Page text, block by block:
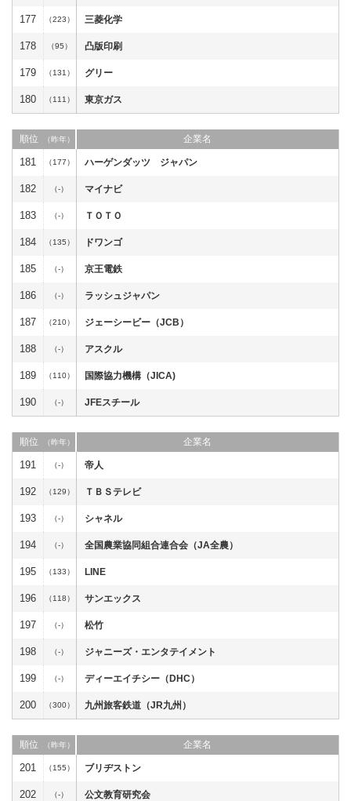
177 （223） 三菱化学
178 （95） 凸版印刷
179 （131） グリー
180 （111） 東京ガス
順位 （昨年） 企業名
181 （177） ハーゲンダッツ ジャパン
182 （-） マイナビ
183 （-） ＴＯＴＯ
184 （135） ドワンゴ
185 （-） 京王電鉄
186 （-） ラッシュジャパン
187 （210） ジェーシービー（JCB）
188 （-） アスクル
189 （110） 国際協力機構（JICA)
190 （-） JFEスチール
順位 （昨年） 企業名
191 （-） 帝人
192 （129） ＴＢＳテレビ
193 （-） シャネル
194 （-） 全国農業協同組合連合会（JA全農）
195 （133） LINE
196 （118） サンエックス
197 （-） 松竹
198 （-） ジャニーズ・エンタテイメント
199 （-） ディーエイチシー（DHC）
200 （300） 九州旅客鉄道（JR九州）
順位 （昨年） 企業名
201 （155） ブリヂストン
202 （-） 公文教育研究会